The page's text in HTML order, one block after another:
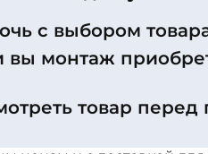
с выбором
вы монтаж
товар перед